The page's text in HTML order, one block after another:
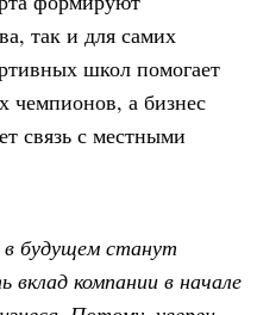
так и для самих
школ помогает
чемпионов, а бизнес
связь с местными
будущем станут
компании в начале